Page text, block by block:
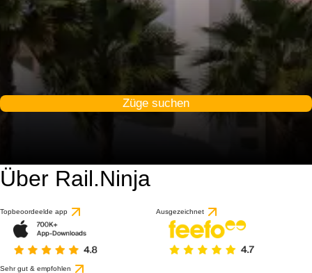
Züge suchen
Über Rail.Ninja
Topbeoordeelde app Ausgezeichnet
Sehr gut & empfohlen